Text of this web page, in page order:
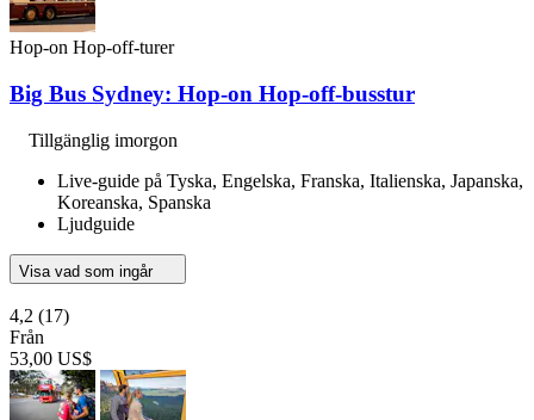
Hop-on Hop-off-turer
Big Bus Sydney: Hop-on Hop-off-busstur
Tillgänglig imorgon
Live-guide på Tyska, Engelska, Franska, Italienska, Japanska,
Koreanska, Spanska
Ljudguide
Visa vad som ingår
4,2 (17)
Från
53,00 US$